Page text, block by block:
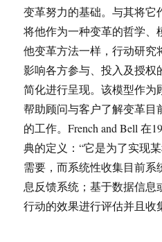
变革努力的基础。与其将它
将他作为一种变革的哲学、
他变革方法一样，行动研究
影响各方参与、投入及授权
简化进行呈现。该模型作为
帮助顾问与客户了解变革目
的工作。French and Bell 在
典的定义：“它是为了实现
需要，而系统性收集目前
息反馈系统；基于数据信
行动的效果进行评估并且收